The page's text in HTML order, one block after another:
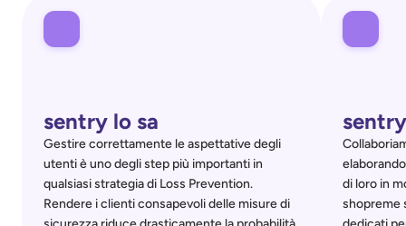
sentry lo sa
Gestire correttamente le aspettative degli
utenti è uno degli step più importanti in
qualsiasi strategia di Loss Prevention.
Rendere i clienti consapevoli delle misure di
di loro in
shopreme